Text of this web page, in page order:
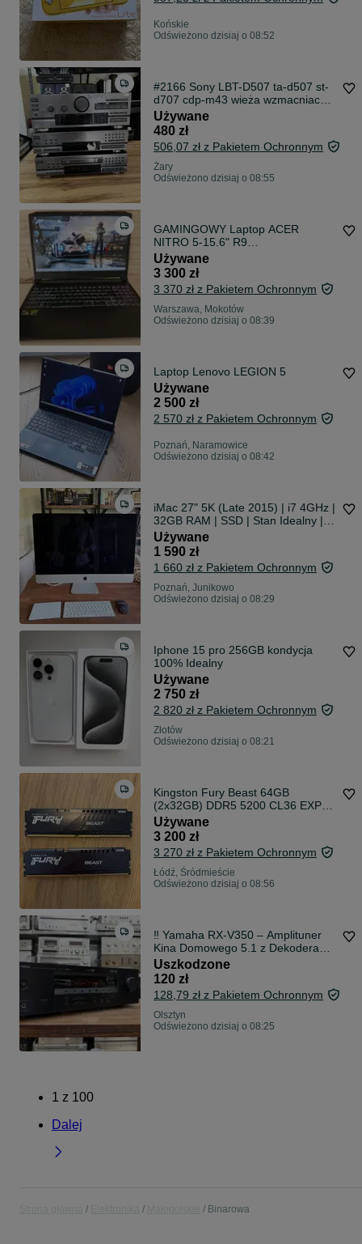
Końskie
Odświeżono dzisiaj o 08:52
#2166 Sony LBT-D507 ta-d507 st-
d707 cdp-m43 wieża wzmacniacz
cd radio amplitiuner
Używane
480 zł
506,07 zł z Pakietem Ochronnym
Żary
Odświeżono dzisiaj o 08:55
GAMINGOWY Laptop ACER
NITRO 5-15.6" R9
16x4.60Ghz,16GB,RTX3080-
8GB/105W
Używane
3 300 zł
3 370 zł z Pakietem Ochronnym
Warszawa, Mokotów
Odświeżono dzisiaj o 08:39
Laptop Lenovo LEGION 5
Używane
2 500 zł
2 570 zł z Pakietem Ochronnym
Poznań, Naramowice
Odświeżono dzisiaj o 08:42
iMac 27" 5K (Late 2015) | i7 4GHz |
32GB RAM | SSD | Stan Idealny |
Zestaw z Gładzikiem, Klawiatura i
Myszką!
Używane
1 590 zł
1 660 zł z Pakietem Ochronnym
Poznań, Junikowo
Odświeżono dzisiaj o 08:29
Iphone 15 pro 256GB kondycja
100% Idealny
Używane
2 750 zł
2 820 zł z Pakietem Ochronnym
Złotów
Odświeżono dzisiaj o 08:21
Kingston Fury Beast 64GB
(2x32GB) DDR5 5200 CL36 EXPO
— MemTest PASS
Używane
3 200 zł
3 270 zł z Pakietem Ochronnym
Łódź, Śródmieście
Odświeżono dzisiaj o 08:56
‼️ Yamaha RX-V350 – Amplituner
Kina Domowego 5.1 z Dekoderami
Dolby Digital/DTS i Wejściami
Cyfrowymi | Audio Room
Uszkodzone
120 zł
128,79 zł z Pakietem Ochronnym
Olsztyn
Odświeżono dzisiaj o 08:25
1 z 100
Dalej
Binarowa